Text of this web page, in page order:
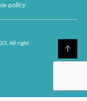
policy
All right